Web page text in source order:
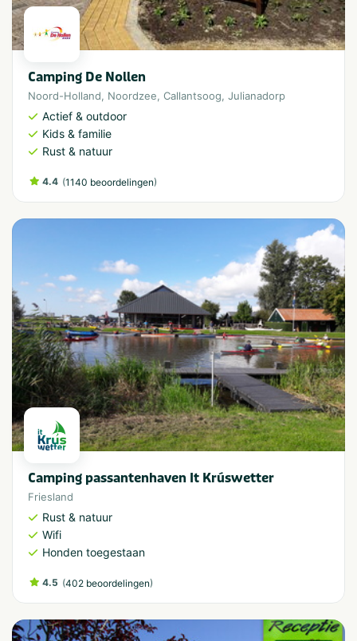
Camping De Nollen
Noord-Holland, Noordzee, Callantsoog, Julianadorp
Actief & outdoor
Kids & familie
Rust & natuur
4.4 (1140 beoordelingen)
Camping passantenhaven It Krúswetter
Friesland
Rust & natuur
Wifi
Honden toegestaan
4.5 (402 beoordelingen)